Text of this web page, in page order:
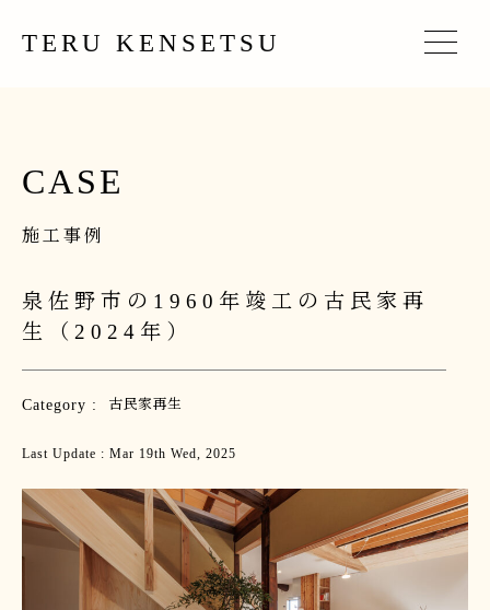
TERU KENSETSU
CASE
施工事例
泉佐野市の1960年竣工の古民家再
生（2024年）
Category : 古民家再生
Last Update : Mar 19th Wed, 2025